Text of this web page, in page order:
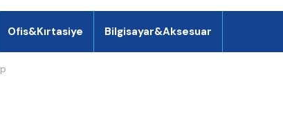
Ofis&Kırtasiye Bilgisayar&Aksesuar